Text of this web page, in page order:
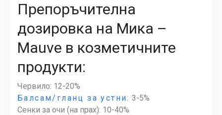
Препоръчителна
дозировка на Мика –
Mauve в козметичните
продукти:
Червило: 12-20%
Балсам/гланц за устни: 3-5%
Сенки за очи (на прах): 10-40%